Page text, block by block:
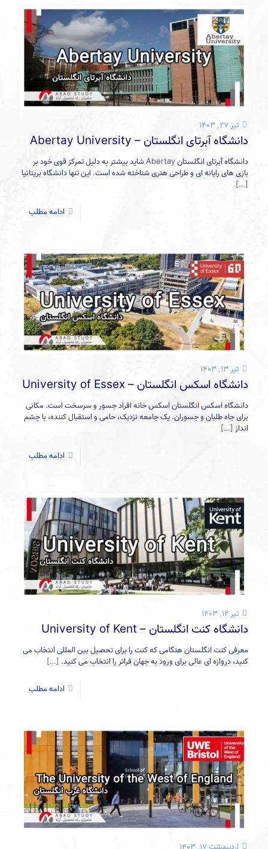
تیر ۲۷, ۱۴۰۳
دانشگاه آبرتای انگلستان – Abertay University
دانشگاه آبرتای انگلستان Abertay شاید بیشتر به دلیل تمرکز قوی خود بر
بازی های رایانه ای و طراحی هنری شناخته شده است. این تنها دانشگاه بریتانیا
[…]
ادامه مطلب
تیر ۱۳, ۱۴۰۳
دانشگاه اسکس انگلستان – University of Essex
دانشگاه اسکس انگلستان اسکس خانه افراد جسور و سرسخت است. مکانی
برای جاه طلبان و جسوران. یک جامعه نزدیک، حامی و استقبال کننده، با چشم
انداز […]
ادامه مطلب
تیر ۱۲, ۱۴۰۳
دانشگاه کنت انگلستان – University of Kent
معرفی کنت انگلستان هنگامی که کنت را برای تحصیل بین المللی انتخاب می
کنید، دروازه ای عالی برای ورود به جهان فراتر را انتخاب می کنید. […]
ادامه مطلب